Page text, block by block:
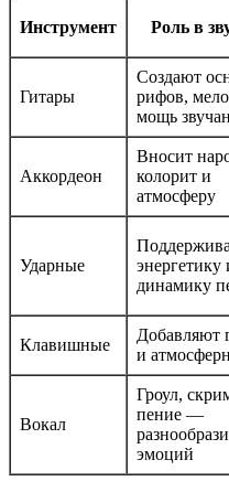
Инструмент Роль в
Гитары
Создают
рифов,
мощь
Аккордеон
Вносит
колорит и
атмосферу
Ударные
энергетику
динамику
Клавишные
Добавляют
и
Вокал
Гроул,
пение —
эмоций